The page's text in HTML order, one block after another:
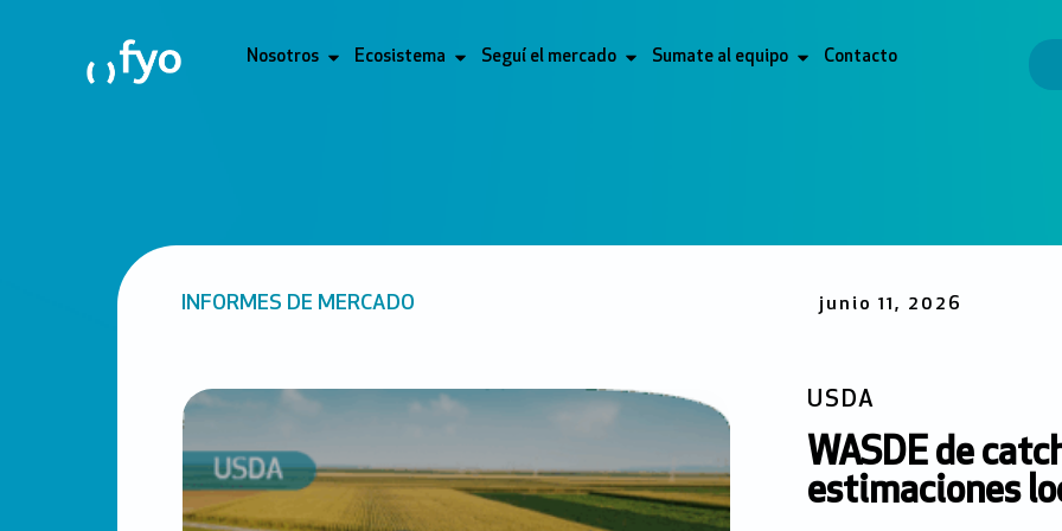
Nosotros Ecosistema Seguí el mercado Sumate al equipo Contacto
INFORMES DE MERCADO junio 11, 2026
USDA
WASDE de
estimaciones